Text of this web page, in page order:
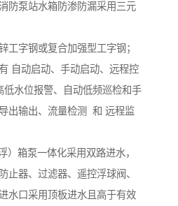
防泵站水箱防渗防漏采用三元
工字钢或复合加强型工字钢；
自动启动、手动启动、远程控
水位报警、自动低频巡检和手
出输出、流量检测 和 远程监
）箱泵一体化采用双路进水，
止器、过滤器、遥控浮球阀、
水口采用顶板进水且高于有效